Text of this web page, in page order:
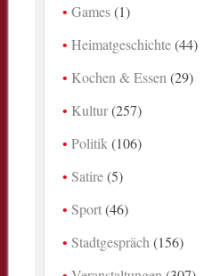
Games(1)
Heimatgeschichte(44)
Kochen & Essen (29)
Kultur(257)
Politik (106)
Satire(5)
Sport(46)
Stadtgespräch (156)